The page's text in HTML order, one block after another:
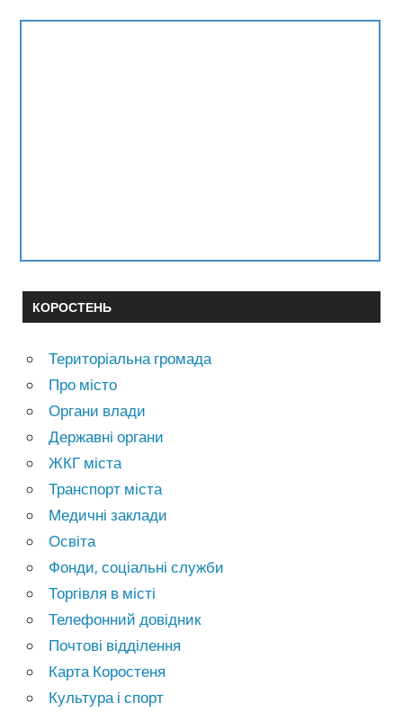
КОРОСТЕНЬ
Територіальна громада
Про місто
Органи влади
Державні органи
ЖКГ міста
Транспорт міста
Медичні заклади
Освіта
Фонди, соціальні служби
Торгівля в місті
Телефонний довідник
Почтові відділення
Карта Коростеня
Культура і спорт